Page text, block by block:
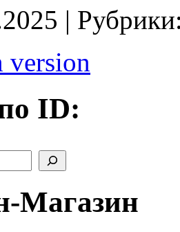
EMC510
E2
|
version
ID:
Магазин